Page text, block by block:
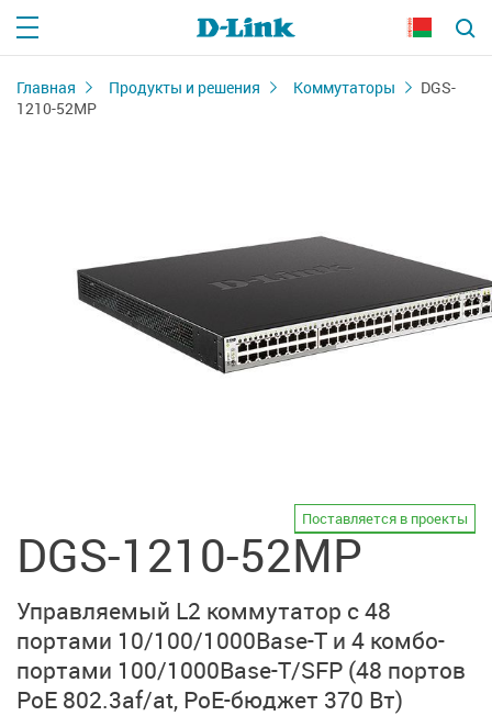
Главная Продукты и решения Коммутаторы
DGS-
1210-52MP
DGS-1210-52MP
Поставляется в проекты
Управляемый L2 коммутатор с 48
портами 10/100/1000Base-T и 4 комбо-
портами 100/1000Base-T/SFP (48 портов
PoE 802.3af/at, PoE-бюджет 370 Вт)